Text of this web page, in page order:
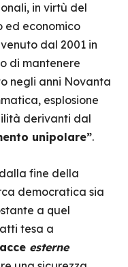
in virtù del
ed economico
dal 2001 in
di mantenere
negli anni Novanta
esplosione
derivanti dal
unipolare”.
fine della
democratica sia
a quel
tesa a
esterne